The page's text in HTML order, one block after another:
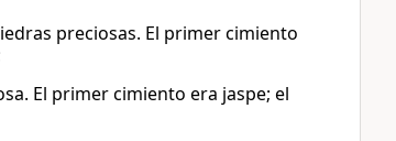
preciosas. El primer cimiento
El primer cimiento era jaspe; el